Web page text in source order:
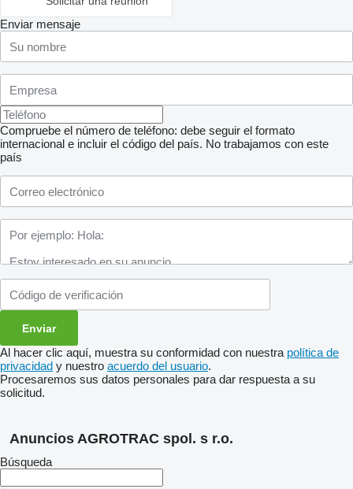
Enviar mensaje
Compruebe el número de teléfono: debe seguir el formato
internacional e incluir el código del país. No trabajamos con este
país
Al hacer clic aquí, muestra su conformidad con nuestra política de
privacidad y nuestro acuerdo del usuario.
Procesaremos sus datos personales para dar respuesta a su
solicitud.
Anuncios AGROTRAC spol. s r.o.
Búsqueda